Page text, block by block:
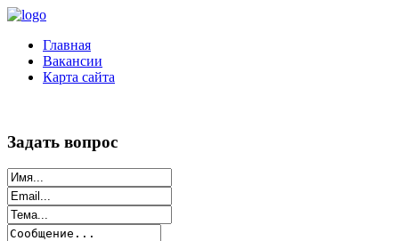
Главная
Вакансии
Карта сайта
Задать вопрос